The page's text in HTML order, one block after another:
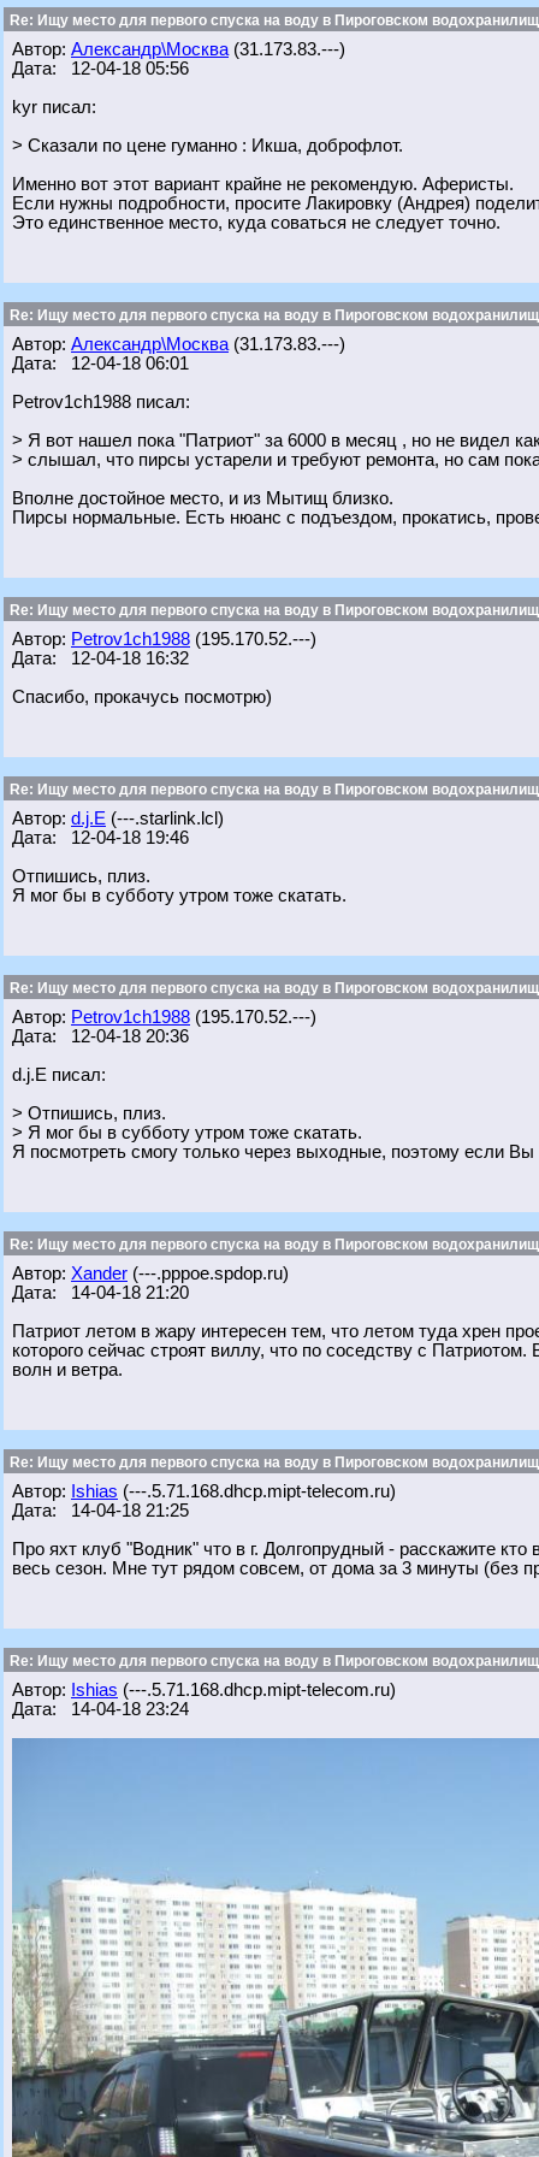
Re: Ищу место для первого спуска на воду в Пироговском
Автор: Александр\Москва (31.173.83.---)
Дата: 12-04-18 05:56
kyr писал:
> Сказали по цене гуманно : Икша, доброфлот.
Именно вот этот вариант крайне не рекомендую. Аферисты.
Если нужны подробности, просите Лакировку (Андрея)
Это единственное место, куда соваться не следует точно.
Re: Ищу место для первого спуска на воду в Пироговском
Автор: Александр\Москва (31.173.83.---)
Дата: 12-04-18 06:01
Petrov1ch1988 писал:
> Я вот нашел пока "Патриот" за 6000 в месяц , но не видел
> слышал, что пирсы устарели и требуют ремонта, но сам
Вполне достойное место, и из Мытищ близко.
Пирсы нормальные. Есть нюанс с подъездом, прокатись,
Re: Ищу место для первого спуска на воду в Пироговском
Автор: Petrov1ch1988 (195.170.52.---)
Дата: 12-04-18 16:32
Спасибо, прокачусь посмотрю)
Re: Ищу место для первого спуска на воду в Пироговском
Автор: d.j.E (---.starlink.lcl)
Дата: 12-04-18 19:46
Отпишись, плиз.
Я мог бы в субботу утром тоже скатать.
Re: Ищу место для первого спуска на воду в Пироговском
Автор: Petrov1ch1988 (195.170.52.---)
Дата: 12-04-18 20:36
d.j.E писал:
> Отпишись, плиз.
> Я мог бы в субботу утром тоже скатать.
Я посмотреть смогу только через выходные, поэтому если
Re: Ищу место для первого спуска на воду в Пироговском
Автор: Xander (---.pppoe.spdop.ru)
Дата: 14-04-18 21:20
Патриот летом в жару интересен тем, что летом туда хрен
которого сейчас строят виллу, что по соседству с
волн и ветра.
Re: Ищу место для первого спуска на воду в Пироговском
Автор: Ishias (---.5.71.168.dhcp.mipt-telecom.ru)
Дата: 14-04-18 21:25
Про яхт клуб "Водник" что в г. Долгопрудный - расскажите
весь сезон. Мне тут рядом совсем, от дома за 3 минуты (без
Re: Ищу место для первого спуска на воду в Пироговском
Автор: Ishias (---.5.71.168.dhcp.mipt-telecom.ru)
Дата: 14-04-18 23:24